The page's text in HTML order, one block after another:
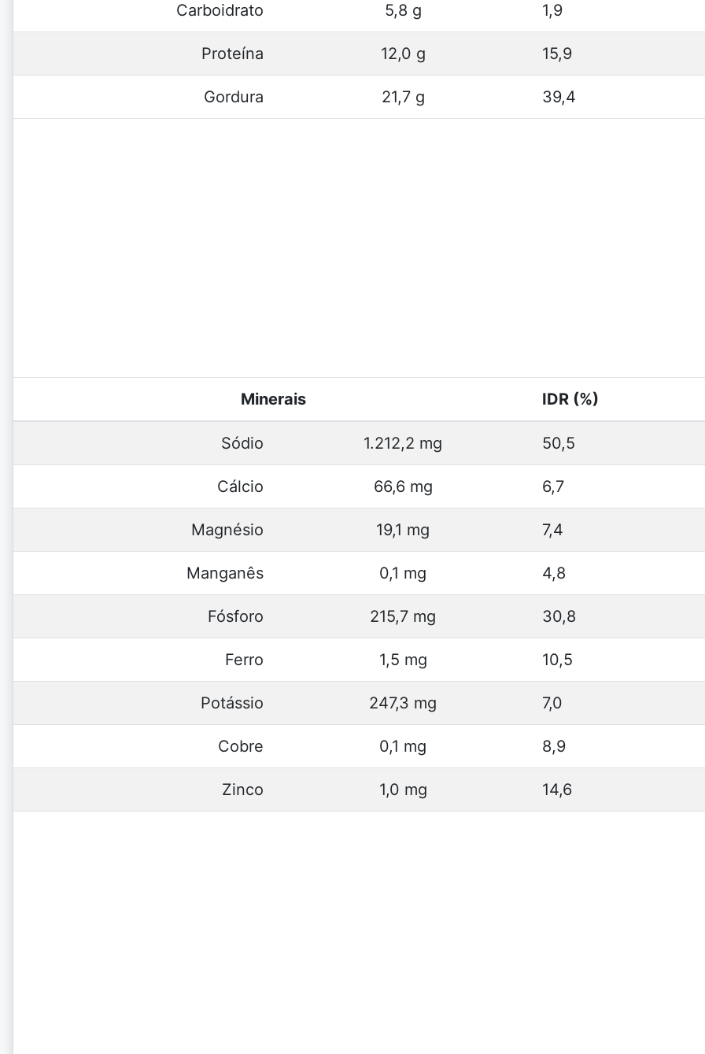
Carboidrato 5,8 g 1,9
Proteína 12,0 g 15,9
Gordura 21,7 g 39,4
Minerais IDR (%)
Sódio 1.212,2 mg 50,5
Cálcio 66,6 mg 6,7
Magnésio 19,1 mg 7,4
Manganês 0,1 mg 4,8
Fósforo 215,7 mg 30,8
Ferro 1,5 mg 10,5
Potássio 247,3 mg 7,0
Cobre 0,1 mg 8,9
Zinco 1,0 mg 14,6